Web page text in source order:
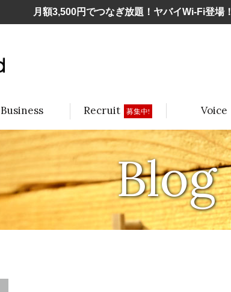
月額3,500円でつなぎ放題！ヤバイWi-Fi登場！
Business Recruit 募集中! Voice
Blog